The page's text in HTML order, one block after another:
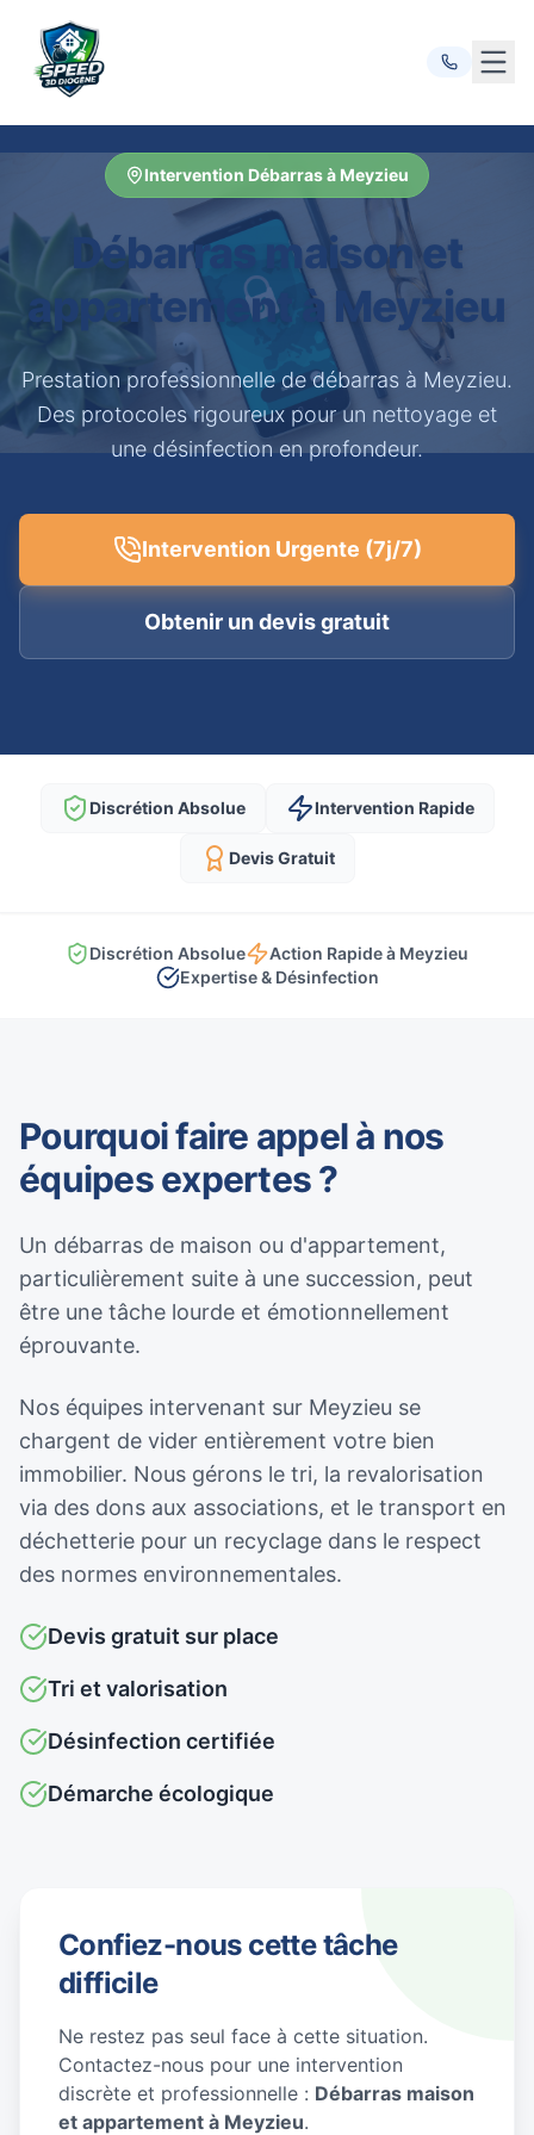
Intervention Débarras à Meyzieu
Débarras maison et
appartement à Meyzieu
Prestation professionnelle de débarras à Meyzieu.
Des protocoles rigoureux pour un nettoyage et
une désinfection en profondeur.
Intervention Urgente (7j/7)
Obtenir un devis gratuit
Discrétion Absolue Intervention Rapide
Devis Gratuit
Discrétion Absolue
Action Rapide à Meyzieu
Expertise & Désinfection
Pourquoi faire appel à nos
équipes expertes ?
Un débarras de maison ou d'appartement,
particulièrement suite à une succession, peut
être une tâche lourde et émotionnellement
éprouvante.
Nos équipes intervenant sur Meyzieu se
chargent de vider entièrement votre bien
immobilier. Nous gérons le tri, la revalorisation
via des dons aux associations, et le transport en
déchetterie pour un recyclage dans le respect
des normes environnementales.
Devis gratuit sur place
Tri et valorisation
Désinfection certifiée
Démarche écologique
Confiez-nous cette tâche
difficile
Ne restez pas seul face à cette situation.
Contactez-nous pour une intervention
discrète et professionnelle : Débarras maison
et appartement à Meyzieu.